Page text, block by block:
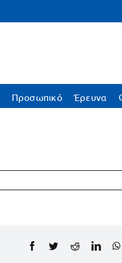
Προσωπικό Έρευνα
Facebook
TwitterReddit